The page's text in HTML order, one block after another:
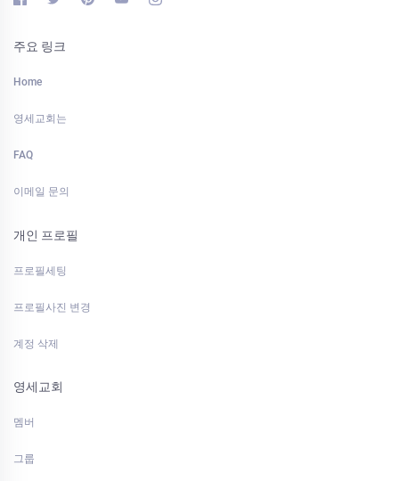
주요 링크
Home
영세교회는
FAQ
이메일 문의
개인 프로필
프로필세팅
프로필사진 변경
계정 삭제
영세교회
멤버
그룹